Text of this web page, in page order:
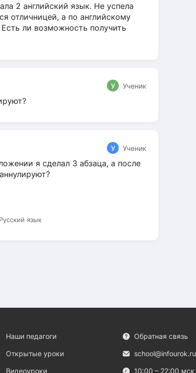
2 английский язык. Не успела
отличницей, а по английскому
ли возможность получить
У Ученик
У Ученик
я сделал 3 абзаца, а после
язык
Наши педагоги
Открытые уроки
Видеоуроки
Обратная связь
school@infourok.ru
10:00 – 22:00 мск